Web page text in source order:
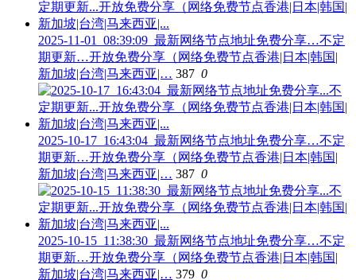
2025-11-01_08:39:09_最新网络节点地址免费分享…不定
期更新…开放免费分享（网络免费节点香港|日本|韩国|
新加坡|台湾|马来西亚|… 387 0
2025-10-17_16:43:04_最新网络节点地址免费分享…不定
期更新…开放免费分享（网络免费节点香港|日本|韩国|
新加坡|台湾|马来西亚|… 387 0
2025-10-15_11:38:30_最新网络节点地址免费分享…不定
期更新…开放免费分享（网络免费节点香港|日本|韩国|
新加坡|台湾|马来西亚|… 379 0